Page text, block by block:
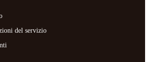
del servizio